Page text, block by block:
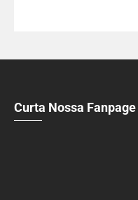
Curta Nossa Fanpage